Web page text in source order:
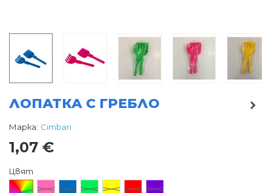
ЛОПАТКА С ГРЕБЛО
Марка: Cimbari
1,07 €
Цвят
Произволен/
РозовСин ЗеленЖълтЧервенЛилав